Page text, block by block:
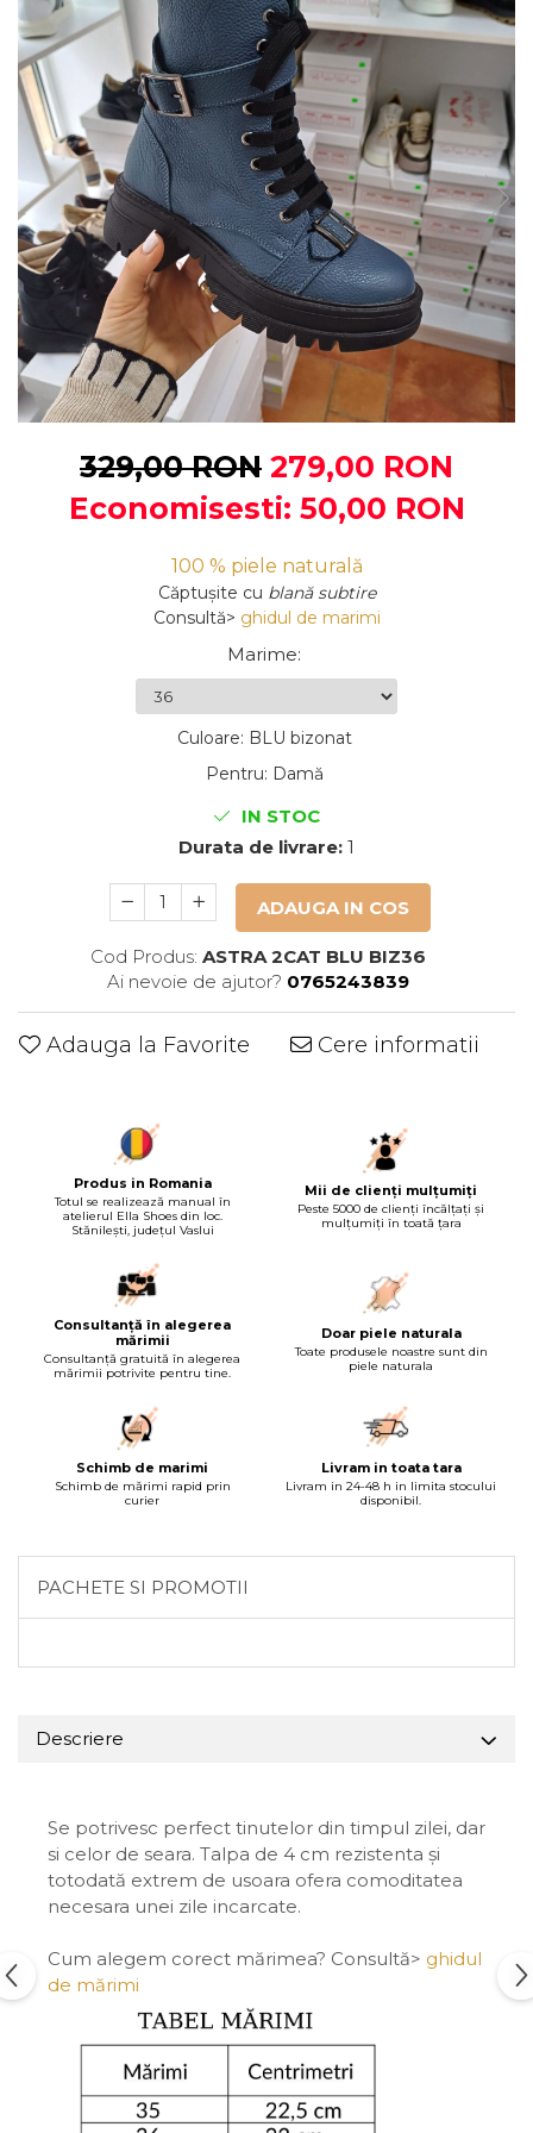
329,00 RON 279,00 RON
Economisesti: 50,00 RON
100 % piele naturală
Căptușite cu blană subtire
Consultă> ghidul de marimi
Marime:
Culoare: BLU bizonat
Pentru: Damă
IN STOC
Durata de livrare: 1
ADAUGA IN COS
Cod Produs: ASTRA 2CAT BLU BIZ36
Ai nevoie de ajutor? 0765243839
Adauga la Favorite Cere informatii
Produs in Romania
Totul se realizează manual în
atelierul Ella Shoes din loc.
Stănilești, județul Vaslui
Mii de clienți mulțumiți
Peste 5000 de clienți încălțați și
mulțumiți în toată țara
Consultanță în alegerea
mărimii
Consultanță gratuită în alegerea
mărimii potrivite pentru tine.
Doar piele naturala
Toate produsele noastre sunt din
piele naturala
Schimb de marimi
Schimb de mărimi rapid prin
curier
Livram in toata tara
Livram in 24-48 h in limita stocului
disponibil.
PACHETE SI PROMOTII
Descriere
Se potrivesc perfect tinutelor din timpul zilei, dar
si celor de seara. Talpa de 4 cm rezistenta și
totodată extrem de usoara ofera comoditatea
necesara unei zile incarcate.
Cum alegem corect mărimea? Consultă> ghidul
de mărimi